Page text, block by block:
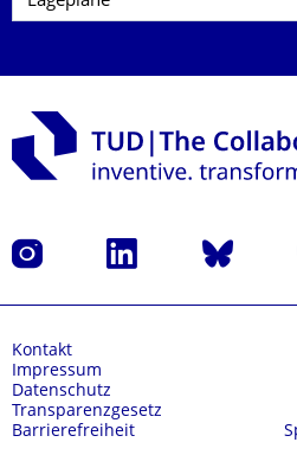
Instagram LinkedIn Bluesky
Kontakt
Impressum
Datenschutz
Transparenzgesetz
Barrierefreiheit